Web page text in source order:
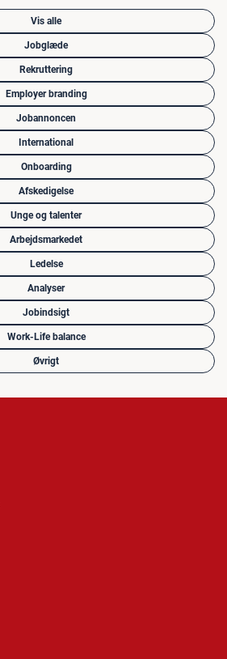
Vis alle
Jobglæde
Rekruttering
Employer branding
Jobannoncen
International
Onboarding
Afskedigelse
Unge og talenter
Arbejdsmarkedet
Ledelse
Analyser
Jobindsigt
Work-Life balance
Øvrigt